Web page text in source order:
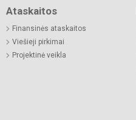
Ataskaitos
Finansinės ataskaitos
Viešieji pirkimai
Projektinė veikla